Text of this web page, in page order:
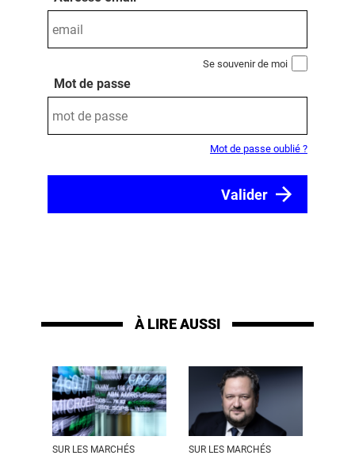
Se souvenir de moi
Mot de passe
Mot de passe oublié ?
À LIRE AUSSI
SUR LES MARCHÉS SUR LES MARCHÉS